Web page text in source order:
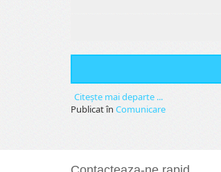
Citeşte mai departe ...
Publicat în Comunicare